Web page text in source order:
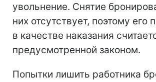
увольнение. Снятие
них отсутствует, поэтому его
в качестве наказания
предусмотренной законом.
Попытки лишить работника